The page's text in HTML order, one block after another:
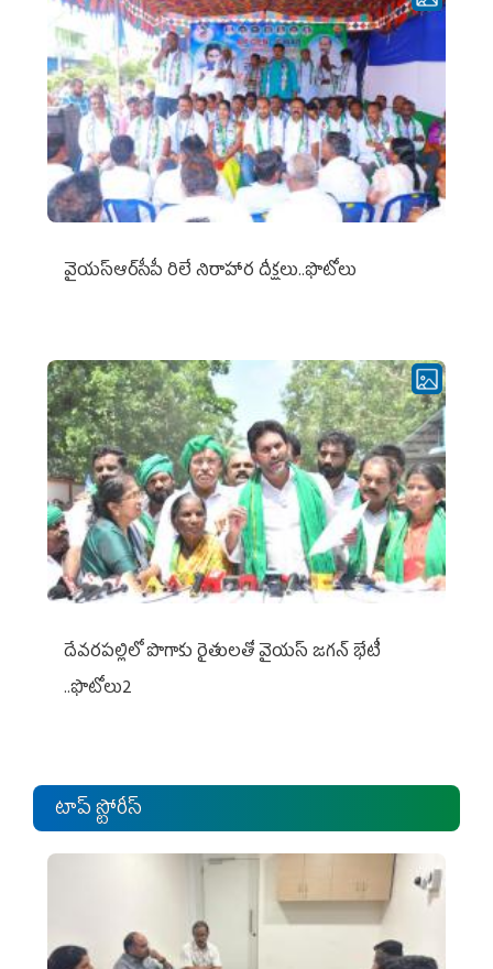
వైయ‌స్ఆర్‌సీపీ రిలే నిరాహార దీక్షలు..ఫొటోలు
దేవరపల్లిలో పొగాకు రైతులతో వైయస్ జగన్ భేటీ
..ఫొటోలు2
టాప్ స్టోరీస్